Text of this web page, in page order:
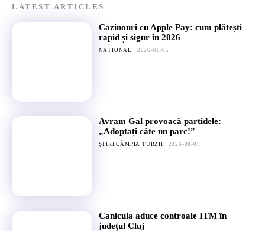
LATEST ARTICLES
Cazinouri cu Apple Pay: cum plătești
rapid și sigur în 2026
NAȚIONAL 2026-08-05
Avram Gal provoacă partidele:
„Adoptați câte un parc!”
ȘTIRI CÂMPIA TURZII 2026-08-05
Canicula aduce controale ITM în
județul Cluj